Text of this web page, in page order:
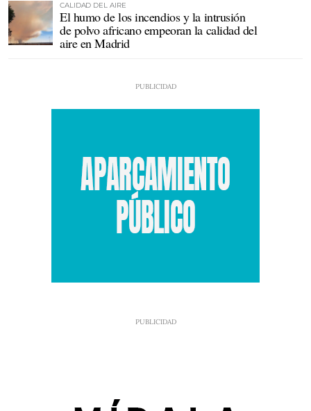
CALIDAD DEL AIRE
El humo de los incendios y la intrusión
de polvo africano empeoran la calidad del
aire en Madrid